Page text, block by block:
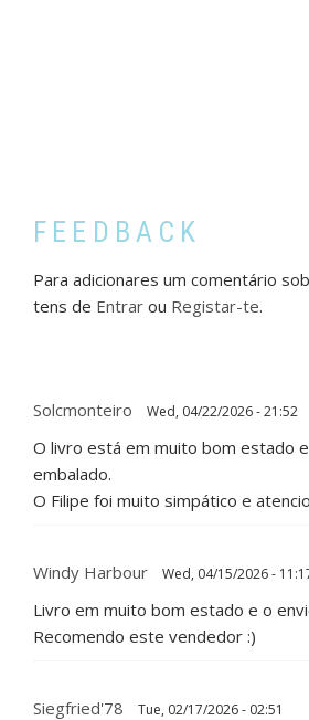
FEEDBACK
Para adicionares um comentário
tens de Entrar ou Registar-te.
Solcmonteiro Wed, 04/22/2026 - 21:52
O livro está em muito bom estado
embalado.
O Filipe foi muito simpático e
Windy Harbour Wed, 04/15/2026 -
Livro em muito bom estado e o
Recomendo este vendedor :)
Siegfried'78 Tue, 02/17/2026 - 02:51